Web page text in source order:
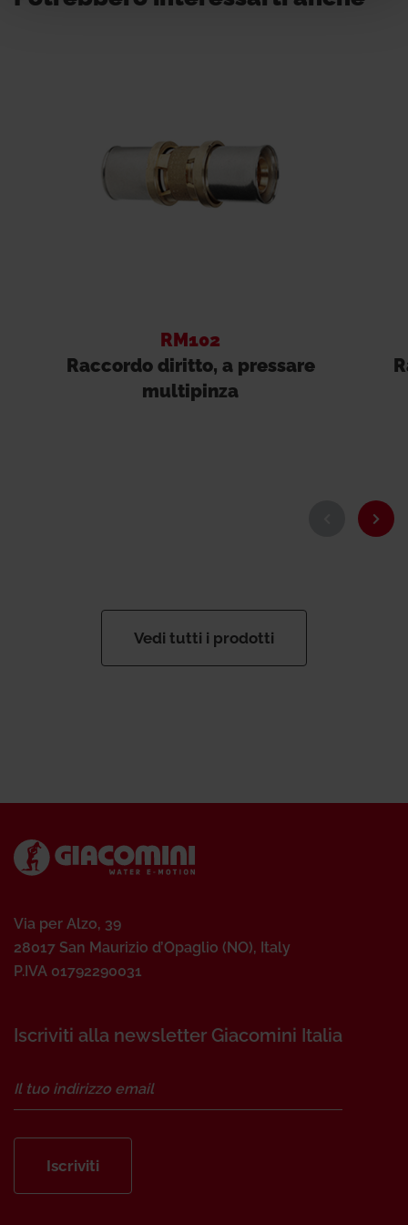
RM102
Raccordo diritto, a pressare
multipinza
Vedi tutti i prodotti
Via per Alzo, 39
28017 San Maurizio d’Opaglio (NO), Italy
P.IVA 01792290031
Iscriviti alla newsletter Giacomini Italia
Iscriviti